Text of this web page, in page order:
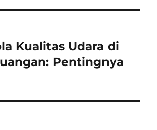
Kualitas Udara di
Pentingnya